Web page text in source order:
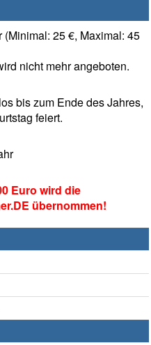
25 €, Maximal: 45
nicht mehr angeboten.
bis zum Ende des Jahres,
feiert.
Euro wird die
übernommen!